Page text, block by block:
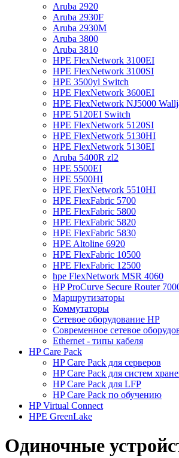
Aruba 2920
Aruba 2930F
Aruba 2930M
Aruba 3800
Aruba 3810
HPE FlexNetwork 3100EI
HPE FlexNetwork 3100SI
HPE 3500yl Switch
HPE FlexNetwork 3600EI
HPE FlexNetwork NJ5000
HPE 5120EI Switch
HPE FlexNetwork 5120SI
HPE FlexNetwork 5130HI
HPE FlexNetwork 5130EI
Aruba 5400R zl2
HPE 5500EI
HPE 5500HI
HPE FlexNetwork 5510HI
HPE FlexFabric 5700
HPE FlexFabric 5800
HPE FlexFabric 5820
HPE FlexFabric 5830
HPE Altoline 6920
HPE FlexFabric 10500
HPE FlexFabric 12500
hpe FlexNetwork MSR 4060
HP ProСurve Secure Router
Маршрутизаторы
Коммутаторы
Сетевое оборудование HP
Cовременное сетевое
Ethernet - типы кабеля
HP Care Pack
HP Care Pack для серверов
HP Care Pack для систем
HP Care Pack для LFP
HP Care Pack по обучению
HP Virtual Connect
HPE GreenLake
Одиночные